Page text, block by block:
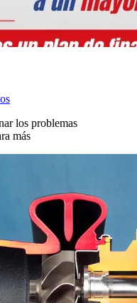
los problemas
más